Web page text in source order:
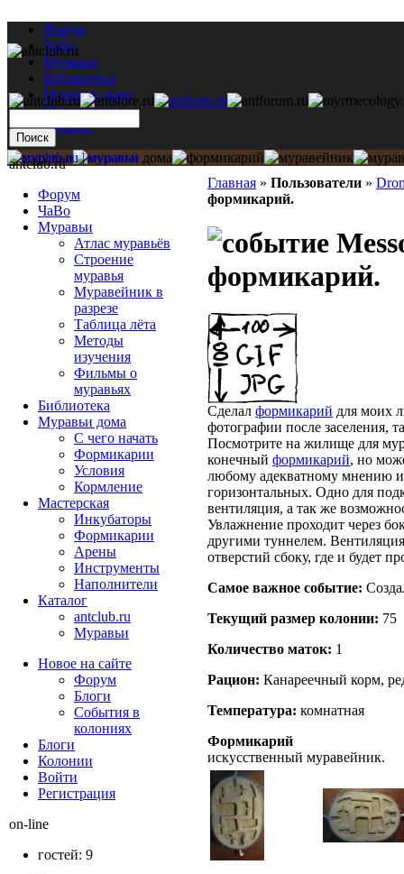
Форум
ЧаВо
Муравьи
Библиотека
Муравьи дома
Мастерская
Каталог
Главная » Пользователи »
формикарий.
формикарий.
Сделал формикарий для моих
фотографии после заселения,
Посмотрите на жилище для
конечный формикарий, но
любому адекватному мнению
горизонтальных. Одно для
вентиляция, а так же
Увлажнение проходит через
другими туннелем.
отверстий сбоку, где и будет
Самое важное событие:
Текущий размер кoлонии: 75
Количество маток: 1
Рацион: Канареечный корм,
Температура: комнатная
Формикарий
искусственный муравейник.
antclub.ru
Форум
ЧаВо
Муравьи
Атлас муравьёв
Строение
муравья
Муравейник в
разрезе
Таблица лёта
Методы
изучения
Фильмы о
муравьях
Библиотека
Муравьи дома
С чего начать
Формикарии
Условия
Кормление
Мастерская
Инкубаторы
Формикарии
Арены
Инструменты
Наполнители
Каталог
antclub.ru
Муравьи
Новое на сайте
Форум
Блоги
События в
колониях
Блоги
Колонии
Войти
Peгиcтpaция
on-line
гостей: 9